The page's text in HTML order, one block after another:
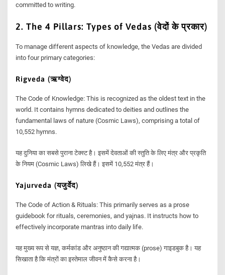
committed to writing.
2. The 4 Pillars: Types of Vedas (वेदों के प्रकार)
To manage different aspects of knowledge, the Vedas are divided
into four primary categories:
Rigveda (ऋग्वेद)
The Code of Knowledge: This is recognized as the oldest text in the
world. It contains hymns dedicated to deities and outlines the
fundamental laws of nature (Cosmic Laws), comprising a total of
10,552 hymns.
यह दुनिया का सबसे पुराना टेक्स्ट है। इसमें देवताओं की स्तुति के लिए मंत्र और प्रकृति
के नियम (Cosmic Laws) लिखे हैं। इसमें 10,552 मंत्र हैं।
Yajurveda (यजुर्वेद)
The Code of Action & Rituals: This primarily serves as a prose
guidebook for rituals, ceremonies, and yajnas. It instructs how to
effectively incorporate mantras into daily life.
यह मुख्य रूप से यज्ञ, कर्मकांड और अनुष्ठान की गद्यात्मक (prose) गाइडबुक है। यह
सिखाता है कि मंत्रों का इस्तेमाल जीवन में कैसे करना है।